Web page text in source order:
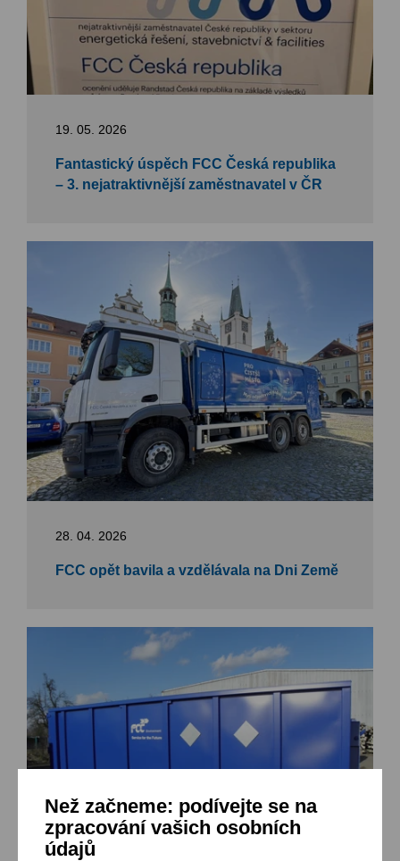
Než začneme: podívejte se na
zpracování vašich osobních
údajů
19. 05. 2026
Fantastický úspěch FCC Česká republika
– 3. nejatraktivnější zaměstnavatel v ČR
28. 04. 2026
FCC opět bavila a vzdělávala na Dni Země